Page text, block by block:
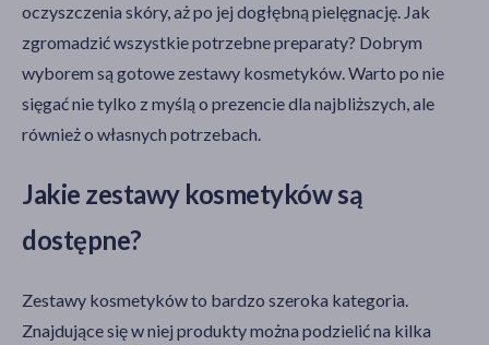
oczyszczenia skóry, aż po jej dogłębną pielęgnację. Jak
zgromadzić wszystkie potrzebne preparaty? Dobrym
wyborem są gotowe zestawy kosmetyków. Warto po nie
sięgać nie tylko z myślą o prezencie dla najbliższych, ale
również o własnych potrzebach.
Jakie zestawy kosmetyków są
dostępne?
Zestawy kosmetyków to bardzo szeroka kategoria.
Znajdujące się w niej produkty można podzielić na kilka